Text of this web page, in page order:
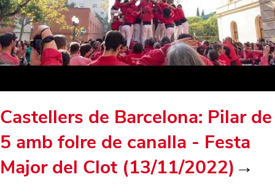
Castellers de Barcelona: Pilar de
5 amb folre de canalla - Festa
Major del Clot (13/11/2022) →